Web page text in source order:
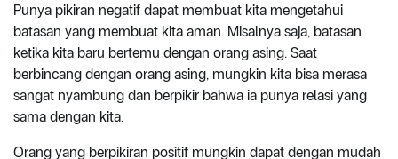
Punya pikiran negatif dapat membuat kita mengetahui
batasan yang membuat kita aman. Misalnya saja, batasan
ketika kita baru bertemu dengan orang asing. Saat
berbincang dengan orang asing, mungkin kita bisa merasa
sangat nyambung dan berpikir bahwa ia punya relasi yang
sama dengan kita.
Orang yang berpikiran positif mungkin dapat dengan mudah